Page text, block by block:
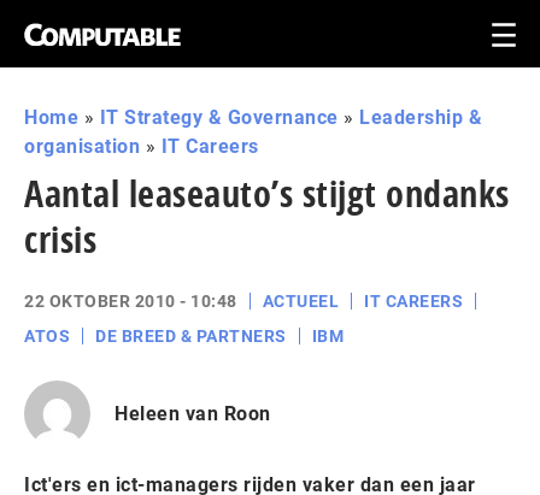
Home » IT Strategy & Governance » Leadership &
organisation » IT Careers
Aantal leaseauto’s stijgt ondanks
crisis
22 OKTOBER 2010 - 10:48 ACTUEEL
IT CAREERS
ATOS
DE BREED & PARTNERS IBM
Heleen van Roon
Ict'ers en ict-managers rijden vaker dan een jaar